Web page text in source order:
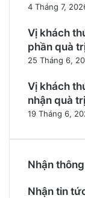
4 Tháng 7,
Vị khách
phần quà
25 Tháng 6,
Vị khách
nhận quà
19 Tháng 6,
Nhận
Nhận tin